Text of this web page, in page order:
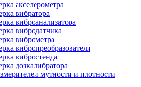
акселерометра
вибратора
виброанализатора
вибродатчика
виброметра
вибропреобразователя
вибростенда
дозкалибратора
мутности и плотности